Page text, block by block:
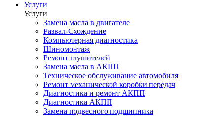
Услуги
Услуги
Замена масла в двигателе
Развал-Схождение
Компьютерная диагностика
Шиномонтаж
Ремонт глушителей
Замена масла в АКПП
Техническое обслуживание автомобиля
Ремонт механической коробки передач
Диагностика и ремонт АКПП
Диагностика АКПП
Замена подвесного подшипника